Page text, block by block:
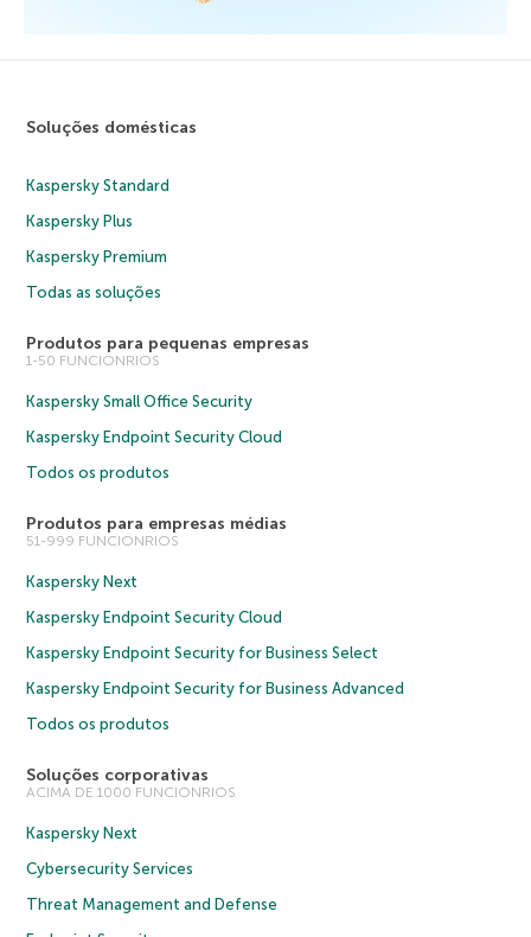
Soluções domésticas
Kaspersky Standard
Kaspersky Plus
Kaspersky Premium
Todas as soluções
Produtos para pequenas empresas
1-50 FUNCIONRIOS
Kaspersky Small Office Security
Kaspersky Endpoint Security Cloud
Todos os produtos
Produtos para empresas médias
51-999 FUNCIONRIOS
Kaspersky Next
Kaspersky Endpoint Security Cloud
Kaspersky Endpoint Security for Business Select
Kaspersky Endpoint Security for Business Advanced
Todos os produtos
Soluções corporativas
ACIMA DE 1000 FUNCIONRIOS
Kaspersky Next
Cybersecurity Services
Threat Management and Defense